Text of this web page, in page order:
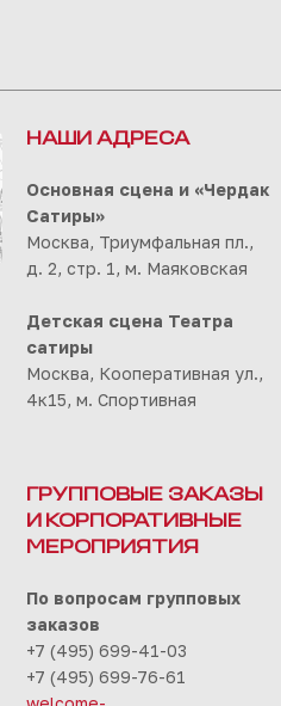
НАШИ АДРЕСА
Основная сцена и «Чердак
Сатиры»
Москва, Триумфальная пл.,
д. 2, стр. 1, м. Маяковская
Детская сцена Театра
сатиры
Москва, Кооперативная ул.,
4к15, м. Спортивная
ГРУППОВЫЕ ЗАКАЗЫ
И КОРПОРАТИВНЫЕ
МЕРОПРИЯТИЯ
По вопросам групповых
заказов
+7 (495) 699-41-03
+7 (495) 699-76-61